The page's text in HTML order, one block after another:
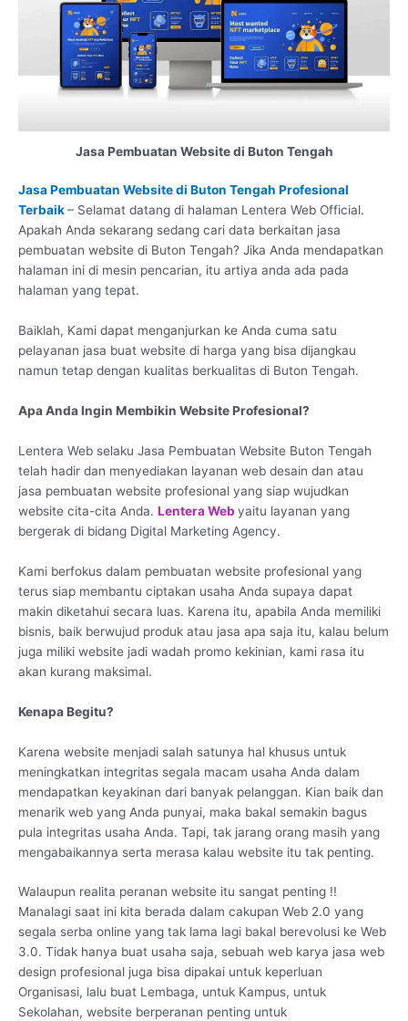
Jasa Pembuatan Website di Buton Tengah
Jasa Pembuatan Website di Buton Tengah Profesional
Terbaik– Selamat datang di halaman Lentera Web Official.
Apakah Anda sekarang sedang cari data berkaitan jasa
pembuatan website di Buton Tengah? Jika Anda mendapatkan
halaman ini di mesin pencarian, itu artiya anda ada pada
halaman yang tepat.
Baiklah, Kami dapat menganjurkan ke Anda cuma satu
pelayanan jasa buat website di harga yang bisa dijangkau
namun tetap dengan kualitas berkualitas di Buton Tengah.
Apa Anda Ingin Membikin Website Profesional?
Lentera Web selaku Jasa Pembuatan Website Buton Tengah
telah hadir dan menyediakan layanan web desain dan atau
jasa pembuatan website profesional yang siap wujudkan
website cita-cita Anda. Lentera Web yaitu layanan yang
bergerak di bidang Digital Marketing Agency.
Kami berfokus dalam pembuatan website profesional yang
terus siap membantu ciptakan usaha Anda supaya dapat
makin diketahui secara luas. Karena itu, apabila Anda memiliki
bisnis, baik berwujud produk atau jasa apa saja itu, kalau belum
juga miliki website jadi wadah promo kekinian, kami rasa itu
akan kurang maksimal.
Kenapa Begitu?
Karena website menjadi salah satunya hal khusus untuk
meningkatkan integritas segala macam usaha Anda dalam
mendapatkan keyakinan dari banyak pelanggan. Kian baik dan
menarik web yang Anda punyai, maka bakal semakin bagus
pula integritas usaha Anda. Tapi, tak jarang orang masih yang
mengabaikannya serta merasa kalau website itu tak penting.
Walaupun realita peranan website itu sangat penting !!
Manalagi saat ini kita berada dalam cakupan Web 2.0 yang
segala serba online yang tak lama lagi bakal berevolusi ke Web
3.0. Tidak hanya buat usaha saja, sebuah web karya jasa web
design profesional juga bisa dipakai untuk keperluan
Organisasi, lalu buat Lembaga, untuk Kampus, untuk
Sekolahan, website berperanan penting untuk